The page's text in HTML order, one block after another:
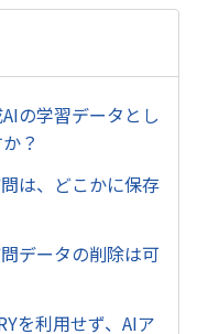
の学習データとし
？
は、どこかに保存
データの削除は可
を利用せず、AIア